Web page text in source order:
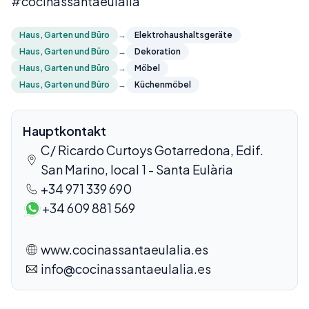
Haus, Garten und Büro →
Elektrohaushaltsgeräte
Haus, Garten und Büro
→
Dekoration
Haus, Garten und Büro
→
Möbel
Haus, Garten und Büro
→ Küchenmöbel
Hauptkontakt
C/ Ricardo Curtoys Gotarredona, Edif.
San Marino, local 1 - Santa Eulària
+34 971 339 690
+34 609 881 569
www.cocinassantaeulalia.es
info@cocinassantaeulalia.es